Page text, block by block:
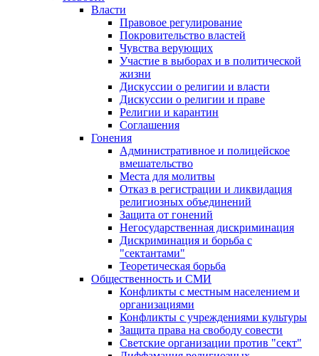
Власти
Правовое регулирование
Покровительство властей
Чувства верующих
Участие в выборах и в политической
жизни
Дискуссии о религии и власти
Дискуссии о религии и праве
Религии и карантин
Соглашения
Гонения
Административное и полицейское
вмешательство
Места для молитвы
Отказ в регистрации и ликвидация
религиозных объединений
Защита от гонений
Негосударственная дискриминация
Дискриминация и борьба с
"сектантами"
Теоретическая борьба
Общественность и СМИ
Конфликты с местным населением и
организациями
Конфликты с учреждениями культуры
Защита права на свободу совести
Светские организации против "сект"